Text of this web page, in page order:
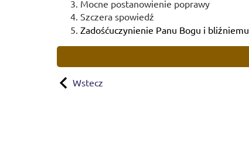
Mocne postanowienie poprawy
Szczera spowiedź
Zadośćuczynienie Panu Bogu i bliźniemu
Wstecz